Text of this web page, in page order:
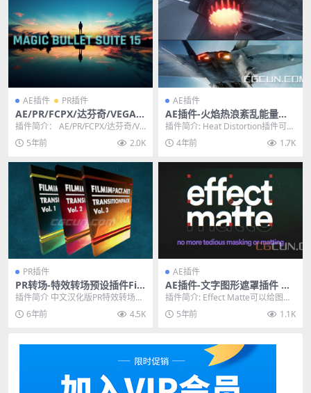
AE插件 PR插件
AE/PR/FCPX/达芬奇/VEGAS
红巨人美颜磨皮降噪调色插件
套装 Magic Bullet Suite v15.
0.1
插件简介： AE/PR/FCPX/达芬奇/VE
GAS红巨人美颜磨皮降噪调色插件
套...5年前 2.0K
AE插件
AE插件-火焰热浪紊乱能量扭
曲变形插件 Video Copilot H
eat Distortion v1.0.32 Win/
Mac
插件简介: Heat Distortion插件可以
模拟真实热浪效果，在很多特效
场...4年前 1.7K
PR插件
PR转场-特效转场预设插件Fil
mImpactTransition Packs
V3.6.3中文汉化版
插件简介 中文汉化版PR特效转场预
设插件FilmImpactTransition...
6年前 4.5K
AE插件
AE插件-文字图形遮罩插件 Ae
scripts Effect Matte V1.3.5
Win/Mac破解版
插件简介: Effect Matte可以给图层
添加大小完美的遮罩，自己也可以
完全...5年前 1.1K